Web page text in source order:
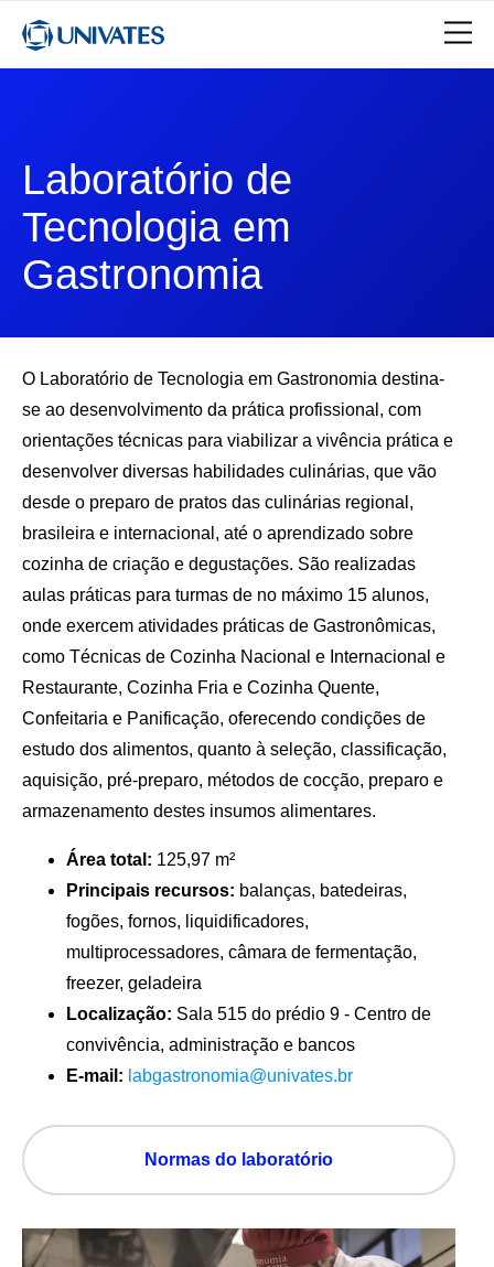
Laboratório de
Tecnologia em
Gastronomia
O Laboratório de Tecnologia em Gastronomia destina-
se ao desenvolvimento da prática profissional, com
orientações técnicas para viabilizar a vivência prática e
desenvolver diversas habilidades culinárias, que vão
desde o preparo de pratos das culinárias regional,
brasileira e internacional, até o aprendizado sobre
cozinha de criação e degustações. São realizadas
aulas práticas para turmas de no máximo 15 alunos,
onde exercem atividades práticas de Gastronômicas,
como Técnicas de Cozinha Nacional e Internacional e
Restaurante, Cozinha Fria e Cozinha Quente,
Confeitaria e Panificação, oferecendo condições de
estudo dos alimentos, quanto à seleção, classificação,
aquisição, pré‐preparo, métodos de cocção, preparo e
armazenamento destes insumos alimentares.
Área total: 125,97 m²
Principais recursos: balanças, batedeiras,
fogões, fornos, liquidificadores,
multiprocessadores, câmara de fermentação,
freezer, geladeira
Localização: Sala 515 do prédio 9 - Centro de
convivência, administração e bancos
E-mail: labgastronomia@univates.br
Normas do laboratório